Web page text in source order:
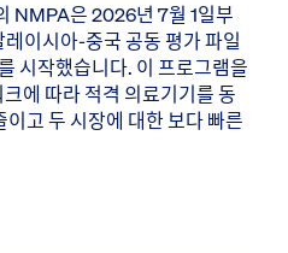
NMPA은 2026년 7월 1일부
이시아-중국 공동 평가 파일
시작했습니다. 이 프로그램을
에 따라 적격 의료기기를 동
고 두 시장에 대한 보다 빠른